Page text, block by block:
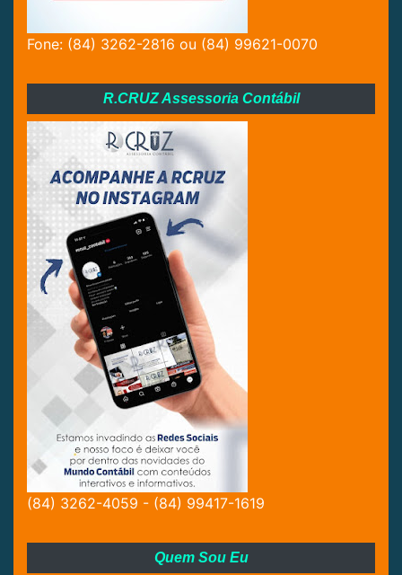
Fone: (84) 3262-2816 ou (84) 99621-0070
R.CRUZ Assessoria Contábil
(84) 3262-4059 - (84) 99417-1619
Quem Sou Eu